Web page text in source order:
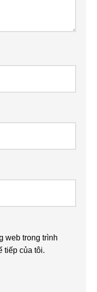
web trong trình
tiếp của tôi.